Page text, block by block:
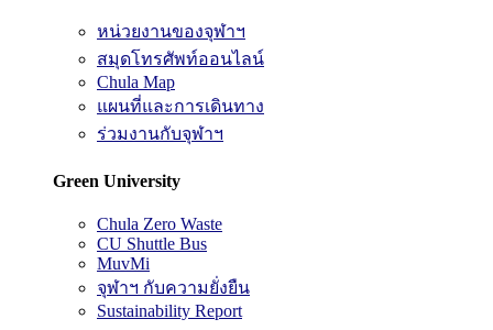
หน่วยงานของจุฬาฯ
สมุดโทรศัพท์ออนไลน์
Chula Map
แผนที่และการเดินทาง
ร่วมงานกับจุฬาฯ
Green University
Chula Zero Waste
CU Shuttle Bus
MuvMi
จุฬาฯ กับความยั่งยืน
Sustainability Report